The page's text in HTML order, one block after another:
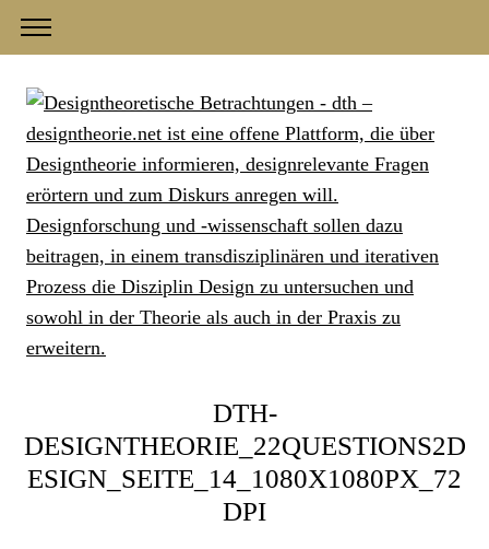
DTH-
DESIGNTHEORIE_22QUESTIONS2D
ESIGN_SEITE_14_1080X1080PX_72
DPI